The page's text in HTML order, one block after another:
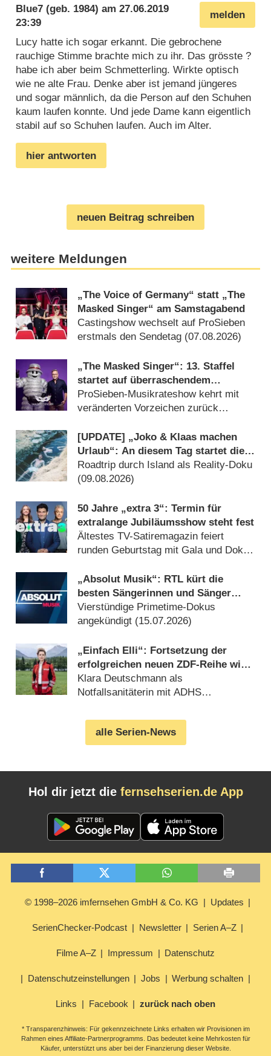
melden
Blue7 (geb. 1984) am27.06.2019
23:39
Lucy hatte ich sogar erkannt. Die gebrochene
rauchige Stimme brachte mich zu ihr. Das grösste ?
habe ich aber beim Schmetterling. Wirkte optisch
wie ne alte Frau. Denke aber ist jemand jüngeres
und sogar männlich, da die Person auf den Schuhen
kaum laufen konnte. Und jede Dame kann eigentlich
stabil auf so Schuhen laufen. Auch im Alter.
hier antworten
neuen Beitrag schreiben
weitere Meldungen
„The Voice of Germany“ statt „The
Masked Singer“ am Samstagabend
Castingshow wechselt auf ProSieben
erstmals den Sendetag (07.08.2026)
„The Masked Singer“: 13. Staffel
startet auf überraschendem
Sendeplatz und viel früher als
zuletzt
ProSieben-Musikrateshow kehrt mit
veränderten Vorzeichen zurück
[UPDATE] „Joko & Klaas machen
Urlaub“: An diesem Tag startet die
neue Sendung des Entertainer-Duos
Roadtrip durch Island als Reality-Doku
(09.08.2026)
50 Jahre „extra 3“: Termin für
extralange Jubiläumsshow steht fest
Ältestes TV-Satiremagazin feiert
runden Geburtstag mit Gala und Doku
„Absolut Musik“: RTL kürt die
besten Sängerinnen und Sänger
aller Zeiten
Vierstündige Primetime-Dokus
angekündigt (15.07.2026)
„Einfach Elli“: Fortsetzung der
erfolgreichen neuen ZDF-Reihe wird
gedreht
Klara Deutschmann als
Notfallsanitäterin mit ADHS
alle Serien-News
Hol dir jetzt die fernsehserien.de App
© 1998–2026 imfernsehen GmbH & Co. KG Updates
SerienChecker-Podcast Newsletter Serien A–Z
Filme A–Z Impressum Datenschutz
Datenschutzeinstellungen Jobs Werbung schalten
Links Facebook zurück nach oben
* Transparenzhinweis: Für gekennzeichnete Links erhalten wir Provisionen im
Rahmen eines Affiliate-Partnerprogramms. Das bedeutet keine Mehrkosten für
Käufer, unterstützt uns aber bei der Finanzierung dieser Website.